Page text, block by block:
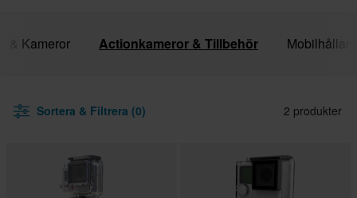
& Kameror Actionkameror & Tillbehör
Sortera & Filtrera (0) 2 produkter